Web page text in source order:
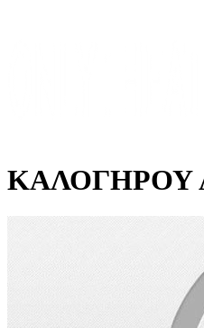
ΚΑΛΟΓΗΡΟΥ